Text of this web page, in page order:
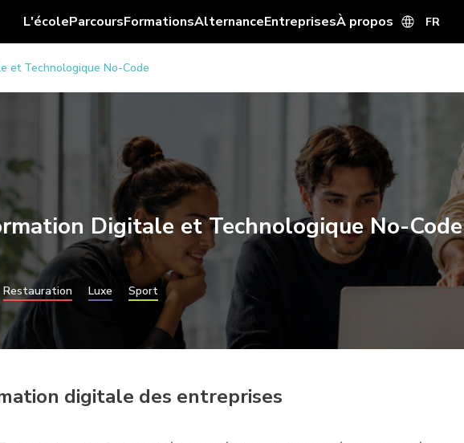
L'écoleParcoursFormationsAlternanceEntreprisesÀ propos FR
et Technologique No-Code
Digitale et Technologique No-Code
Restauration Luxe Sport
digitale des entreprises